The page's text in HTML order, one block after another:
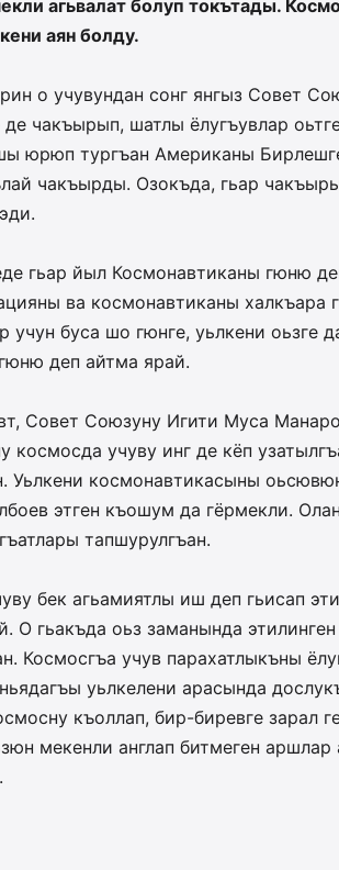
агьвалат болуп токътады.
аян болду.
о учувундан сонг янгыз Совет
чакъырып, шатлы ёлугъувлар
юрюп тургъан Американы
чакъырды. Озокъда, гьар
гьар йыл Космонавтиканы гюню
ва космонавтиканы халкъара
буса шо гюнге, уьлкени оьзге
деп айтма ярай.
Совет Союзуну Игити Муса
космосда учуву инг де кёп
Уьлкени космонавтикасыны
этген къошум да гёрмекли.
тапшурулгъан.
бек агьамиятлы иш деп гьисап
О гьакъда оьз заманында
Космосгъа учув парахатлыкъны
уьлкелени арасында
къоллап, бир-биревге зарал
мекенли англап битмеген аршлар